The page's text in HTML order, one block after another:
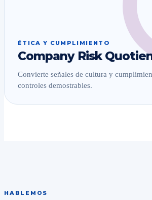
ÉTICA Y CUMPLIMIENTO
Company Risk
Convierte señales de cultura y
controles demostrables.
HABLEMOS